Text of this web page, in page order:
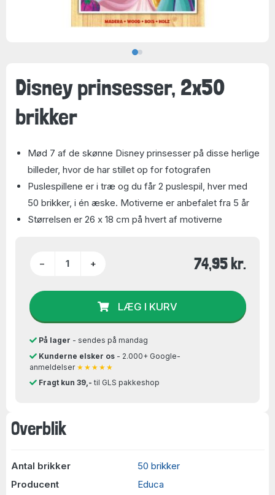
Overblik
Antal brikker
50 brikker
Producent
Educa
Disney prinsesser, 2x50
brikker
Mød 7 af de skønne Disney prinsesser på disse herlige
billeder, hvor de har stillet op for fotografen
Puslespillene er i træ og du får 2 puslespil, hver med
50 brikker, i én æske. Motiverne er anbefalet fra 5 år
Størrelsen er 26 x 18 cm på hvert af motiverne
− + 74,95 kr.
LÆG I KURV
På lager - sendes på mandag
Kunderne elsker os- 2.000+ Google-
anmeldelser ★★★★★
Fragt kun 39,- til GLS pakkeshop